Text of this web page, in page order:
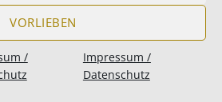
VORLIEBEN
/
Impressum /
Datenschutz